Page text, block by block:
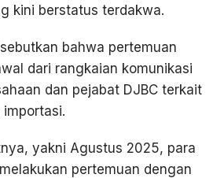
kini berstatus terdakwa.
bahwa pertemuan
dari rangkaian komunikasi
dan pejabat DJBC terkait
yakni Agustus 2025, para
pertemuan dengan